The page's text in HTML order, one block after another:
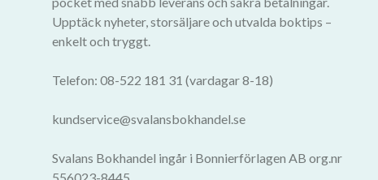
Upptäck nyheter, storsäljare och utvalda boktips –
enkelt och tryggt.
Telefon: 08-522 181 31 (vardagar 8-18)
kundservice@svalansbokhandel.se
Svalans Bokhandel ingår i Bonnierförlagen AB org.nr